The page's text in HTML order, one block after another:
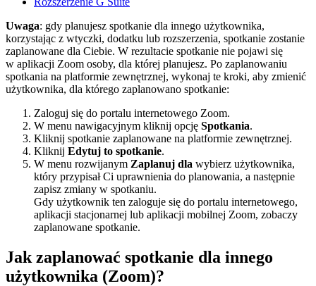
Uwaga: gdy planujesz spotkanie dla innego użytkownika,
korzystając z wtyczki, dodatku lub rozszerzenia, spotkanie zostanie
zaplanowane dla Ciebie. W rezultacie spotkanie nie pojawi się
w aplikacji Zoom osoby, dla której planujesz. Po zaplanowaniu
spotkania na platformie zewnętrznej, wykonaj te kroki, aby zmienić
użytkownika, dla którego zaplanowano spotkanie:
Zaloguj się do portalu internetowego Zoom.
W menu nawigacyjnym kliknij opcję Spotkania.
Kliknij spotkanie zaplanowane na platformie zewnętrznej.
Kliknij Edytuj to spotkanie.
W menu rozwijanym Zaplanuj dla wybierz użytkownika,
który przypisał Ci uprawnienia do planowania, a następnie
zapisz zmiany w spotkaniu.
Gdy użytkownik ten zaloguje się do portalu internetowego,
aplikacji stacjonarnej lub aplikacji mobilnej Zoom, zobaczy
zaplanowane spotkanie.
Jak zaplanować spotkanie dla innego
użytkownika (Zoom)?